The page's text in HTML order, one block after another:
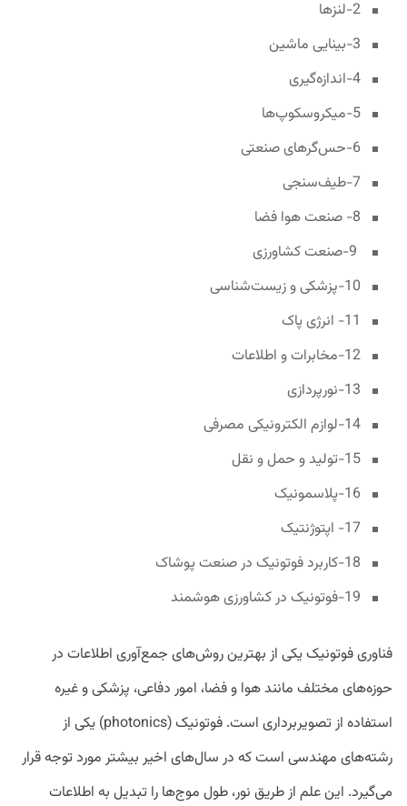
2-لنز‌ها
3-بینایی ماشین
4-اندازه‌گیری
5-میکروسکوپ‌ها
6-حس‌گر‌های صنعتی
7-طیف‌سنجی
8- صنعت هوا فضا
10-پزشکی و زیست‌شناسی
11- انرژی پاک
12-مخابرات و اطلاعات
13-نورپردازی
14-لوازم الکترونیکی مصرفی
15-تولید و حمل و نقل
16-پلاسمونیک
17- اپتوژنتیک
18-کاربرد فوتونیک در صنعت پوشاک
19-فوتونیک در کشاورزی هوشمند
فناوری فوتونیک یکی از بهترین روش‌های جمع‌آوری اطلاعات در
حوزه‌های مختلف مانند هوا و فضا، امور دفاعی، پزشکی و غیره
استفاده از تصویربرداری است. فوتونیک (photonics) یکی از
رشته‌های مهندسی است که در سال‌های اخیر بیشتر مورد توجه قرار
می‌گیرد. این علم از طریق نور، طول موج‌ها را تبدیل به اطلاعات